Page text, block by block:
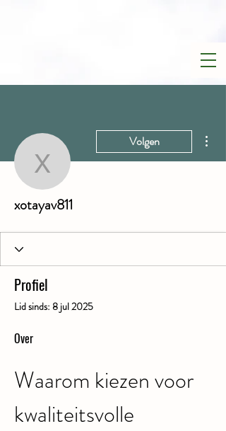
xotayav811
Volgen
xotayav811
Profiel
Lid sinds: 8 jul 2025
Over
Waarom kiezen voor
kwaliteitsvolle